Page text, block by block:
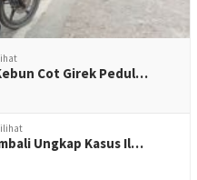
Cot Girek Pedul…
Ungkap Kasus Il…